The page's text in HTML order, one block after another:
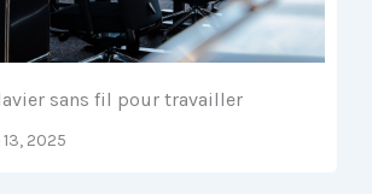
sans fil pour travailler
2025